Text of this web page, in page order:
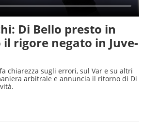
Di Bello presto in
rigore negato in Juve-
chiarezza sugli errori, sul Var e su altri
arbitrale e annuncia il ritorno di Di